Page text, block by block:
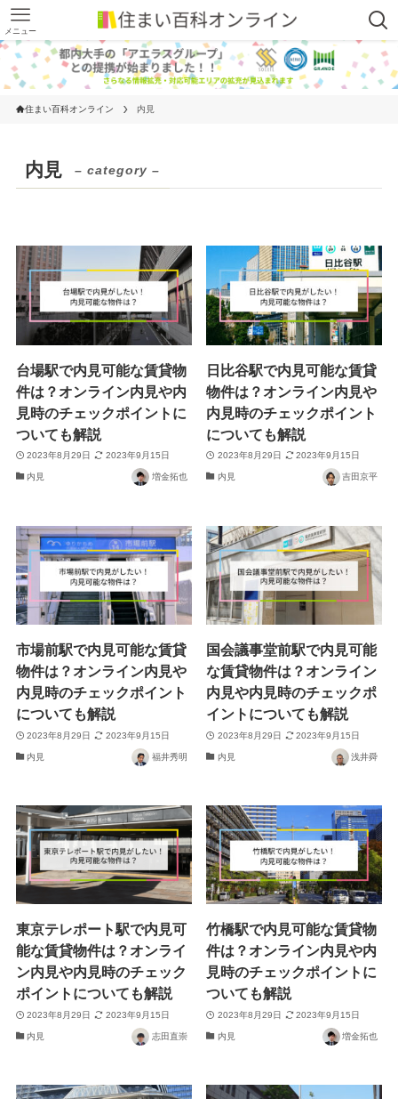
メニュー
住まい百科オンライン 内見
内見 – category –
台場駅で内見可能な賃貸物
件は？オンライン内見や内
見時のチェックポイントに
ついても解説
2023年8月29日 2023年9月15日
内見 増金拓也
日比谷駅で内見可能な賃貸
物件は？オンライン内見や
内見時のチェックポイント
についても解説
2023年8月29日 2023年9月15日
内見 吉田京平
市場前駅で内見可能な賃貸
物件は？オンライン内見や
内見時のチェックポイント
についても解説
2023年8月29日 2023年9月15日
内見 福井秀明
国会議事堂前駅で内見可能
な賃貸物件は？オンライン
内見や内見時のチェックポ
イントについても解説
2023年8月29日 2023年9月15日
内見 浅井舜
東京テレポート駅で内見可
能な賃貸物件は？オンライ
ン内見や内見時のチェック
ポイントについても解説
2023年8月29日 2023年9月15日
内見 志田直崇
竹橋駅で内見可能な賃貸物
件は？オンライン内見や内
見時のチェックポイントに
ついても解説
2023年8月29日 2023年9月15日
内見 増金拓也